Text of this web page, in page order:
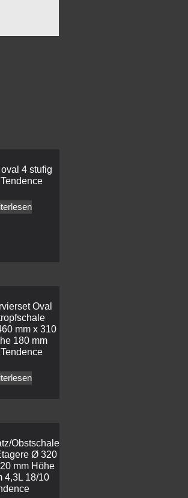
4 stufig
Oval
mm x 310
180 mm
Obstschale
Ø 320
mm Höhe
4,3L 18/10